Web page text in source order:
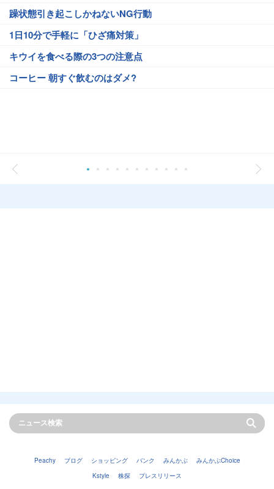
躁状態引き起こしかねないNG行動
1日10分で手軽に「ひざ痛対策」
キウイを食べる際の3つの注意点
コーヒー 朝すぐ飲むのはダメ?
Peachy ブログ ショッピング バンク みんかぶ
みんかぶChoice
Kstyle
株探 プレスリリース